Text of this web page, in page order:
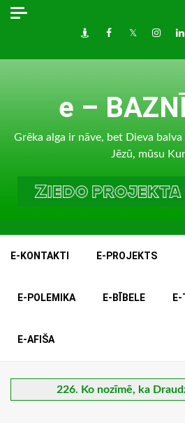
Skip
DraugiemFacebook
Twitter
e –
Grēka alga ir nāve, bet Dieva
Jēzū, mūsu
E-KONTAKTI E-PROJEKTS
E-POLEMIKA E-BĪBELE
E-AFIŠA
226. Ko nozīmē, ka